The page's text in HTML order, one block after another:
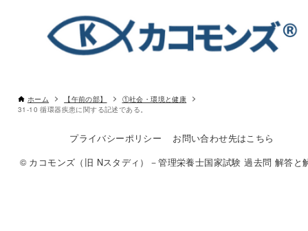
ホーム 【午前の部】
①社会・環境と健康
31-10 循環器疾患に関する記述である。
プライバシーポリシー
お問い合わせ先はこちら
© カコモンズ（旧 Nスタディ）－管理栄養士国家試験 過去問 解答と